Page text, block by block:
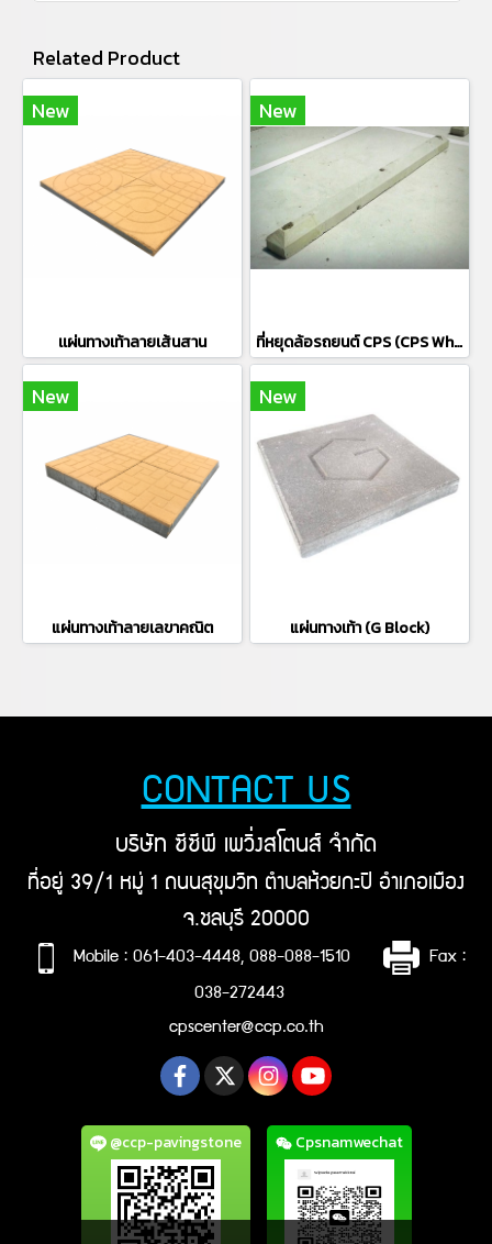
Related Product
New
เเผ่นทางเท้าลายเส้นสาน
New
ที่หยุดล้อรถยนต์ CPS (CPS Wheel Stopper) 挡轮杆 混凝土挡轮杆 停车位用
New
แผ่นทางเท้าลายเลขาคณิต
New
แผ่นทางเท้า (G Block)
CONTACT US
บริษัท ซีซีพี เพวิ่งสโตนส์ จำกัด
ที่อยู่ 39/1 หมู่ 1 ถนนสุขุมวิท ตำบลห้วยกะปิ อำเภอเมือง
จ.ชลบุรี 20000
Mobile : 061-403-4448, 088-088-1510 Fax :
038-272443
cpscenter@ccp.co.th
@ccp-pavingstone Cpsnamwechat